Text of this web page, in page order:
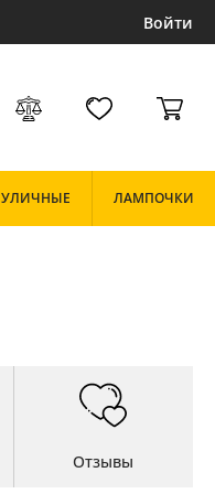
Войти
УЛИЧНЫЕ ЛАМПОЧКИ
Отзывы